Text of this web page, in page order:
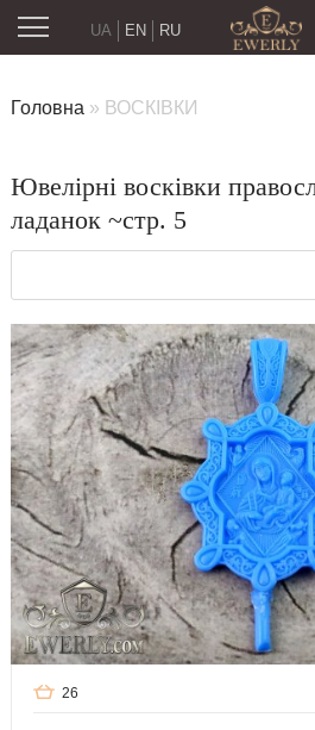
RU
UA EN
Головна » ВОСКІВКИ
Ювелірні восківки
ладанок ~стр. 5
26